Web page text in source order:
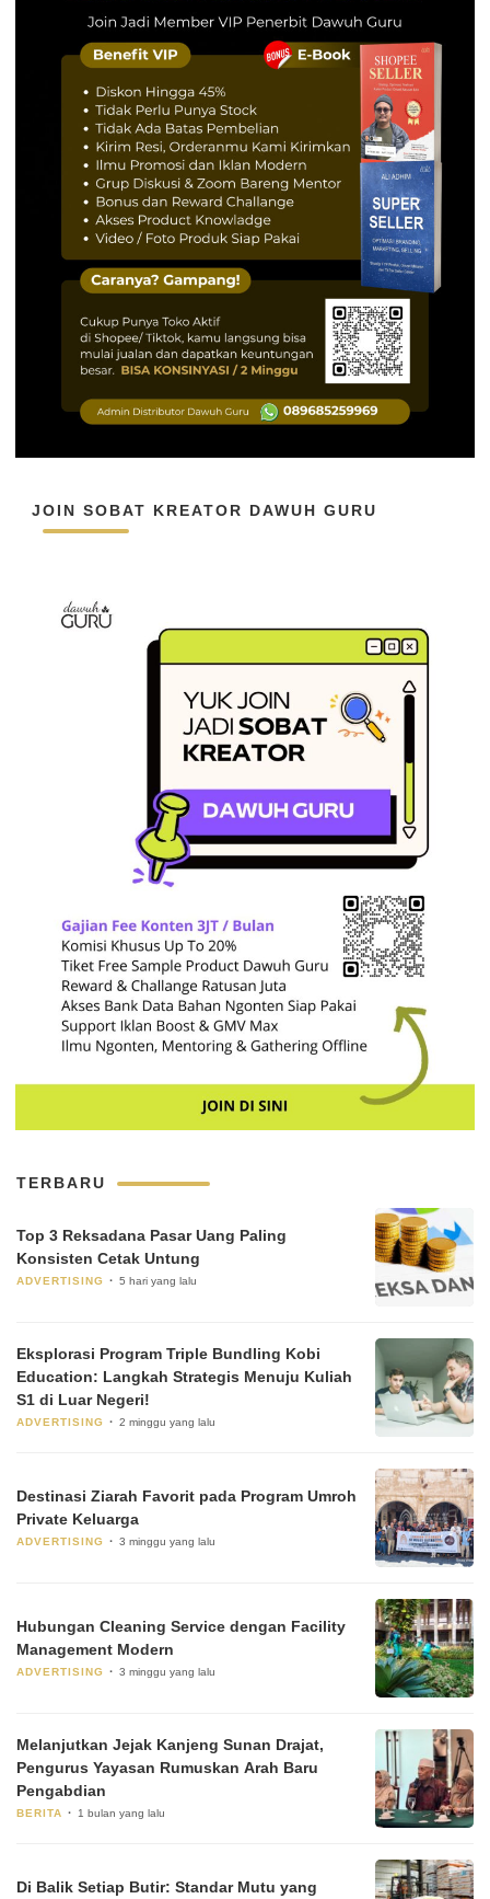
JOIN SOBAT KREATOR DAWUH GURU
TERBARU
Top 3 Reksadana Pasar Uang Paling
Konsisten Cetak Untung
ADVERTISING 5 hari yang lalu
Eksplorasi Program Triple Bundling Kobi
Education: Langkah Strategis Menuju Kuliah
S1 di Luar Negeri!
ADVERTISING 2 minggu yang lalu
Destinasi Ziarah Favorit pada Program Umroh
Private Keluarga
ADVERTISING 3 minggu yang lalu
Hubungan Cleaning Service dengan Facility
Management Modern
ADVERTISING 3 minggu yang lalu
Melanjutkan Jejak Kanjeng Sunan Drajat,
Pengurus Yayasan Rumuskan Arah Baru
Pengabdian
BERITA 1 bulan yang lalu
Di Balik Setiap Butir: Standar Mutu yang